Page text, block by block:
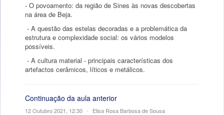
- O povoamento: da região de Sines às novas descobertas
na área de Beja.
- A questão das estelas decoradas e a problemática da
estrutura e complexidade social: os vários modelos
possíveis.
- A cultura material - principais características dos
artefactos cerâmicos, líticos e metálicos.
Continuação da aula anterior
12 Outubro 2021, 12:30 • Elisa Rosa Barbosa de Sousa